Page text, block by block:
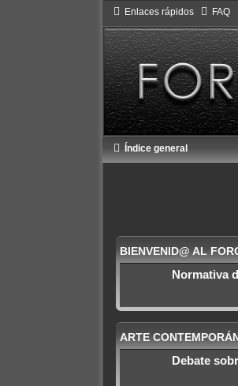
Enlaces rápidos FAQ
Índice general
BIENVENID@ AL
Normativa
ARTE
Debate